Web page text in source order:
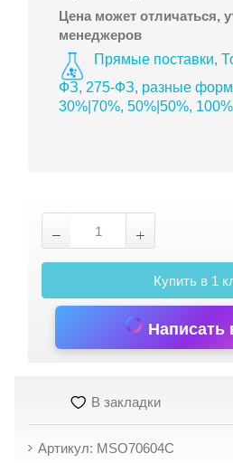
Цена может отличаться,
менеджеров
Прямые поставки,
ФЗ, 275-ФЗ, разные
30%|70%, 50%|50%,
Купить в 1
Написать
В закладки
Артикул: MSO70604C